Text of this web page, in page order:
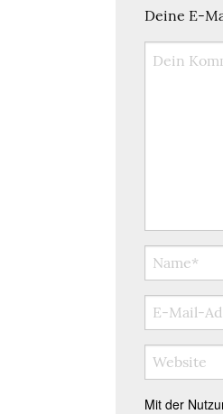
Deine E-
Mit der